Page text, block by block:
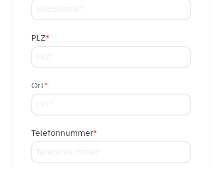
PLZ*
Ort*
Telefonnummer*